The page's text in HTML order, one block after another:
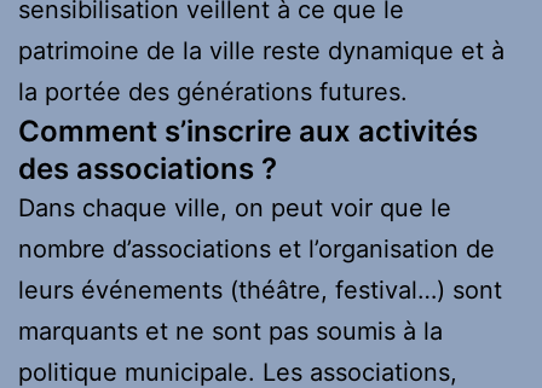
sensibilisation veillent à ce que le
patrimoine de la ville reste dynamique et à
la portée des générations futures.
Comment s’inscrire aux activités
des associations ?
Dans chaque ville, on peut voir que le
nombre d’associations et l’organisation de
leurs événements (théâtre, festival…) sont
marquants et ne sont pas soumis à la
politique municipale. Les associations,